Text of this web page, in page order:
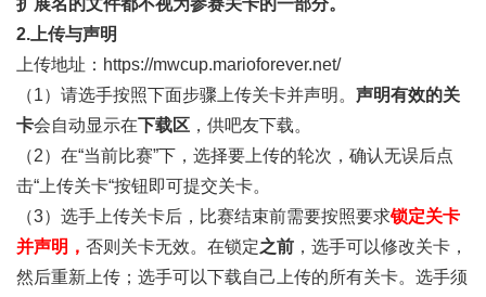
扩展名的文件都不视为参赛关卡的一部分。
2. 上传与声明
上传地址： https://mwcup.marioforever.net/
（1）请选手按照下面步骤上传关卡并声明。 声明有效的关
卡会自动显示在下载区 ，供吧友下载。
（2）在“当前比赛”下，选择要上传的轮次，确认无误后点
击“上传关卡“按钮即可提交关卡。
（3）选手上传关卡后，比赛结束前需要按照要求锁定关卡
并声明， 否则关卡无效。在锁定之前 ，选手可以修改关卡，
然后重新上传；选手可以下载自己上传的所有关卡。选手须